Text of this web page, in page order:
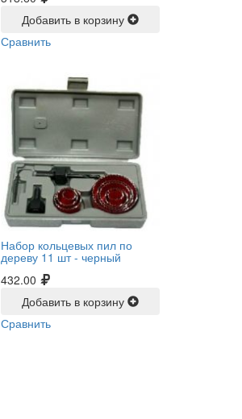
Добавить в корзину
Сравнить
Набор кольцевых пил по
дереву 11 шт - черный
432.00
Добавить в корзину
Сравнить